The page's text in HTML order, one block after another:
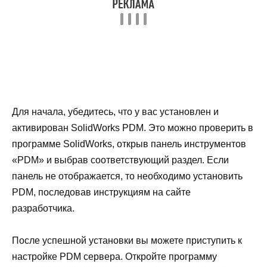
Для начала, убедитесь, что у вас установлен и
активирован SolidWorks PDM. Это можно проверить в
программе SolidWorks, открыв панель инструментов
«PDM» и выбрав соответствующий раздел. Если
панель не отображается, то необходимо установить
PDM, последовав инструкциям на сайте
разработчика.
После успешной установки вы можете приступить к
настройке PDM сервера. Откройте программу